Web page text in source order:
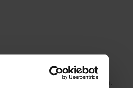
die MwSt. an der Kasse variieren.